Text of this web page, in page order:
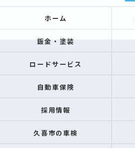
ホーム
鈑金・塗装
ロードサービス
自動車保険
採用情報
久喜市の車検